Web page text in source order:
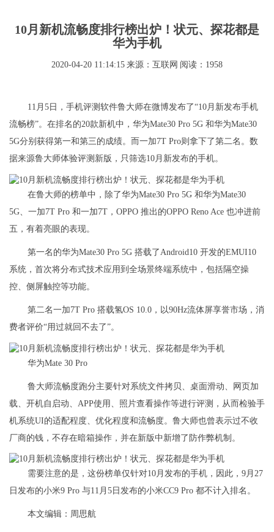
10月新机流畅度排行榜出炉！状元、探花都是
华为手机
2020-04-20 11:14:15 来源：互联网 阅读：1958
11月5日，手机评测软件鲁大师在微博发布了“10月新发布手机
流畅榜”。在排名的20款新机中，华为Mate30 Pro 5G 和华为Mate30
5G分别获得第一和第三的成绩。而一加7T Pro则拿下了第二名。数
据来源鲁大师体验评测新版，只筛选10月新发布的手机。
在鲁大师的榜单中，除了华为Mate30 Pro 5G 和华为Mate30
5G、一加7T Pro 和一加7T，OPPO 推出的OPPO Reno Ace 也冲进前
五，有着亮眼的表现。
第一名的华为Mate30 Pro 5G 搭载了Android10 开发的EMUI10
系统，首次将分布式技术应用到全场景终端系统中，包括隔空操
控、侧屏触控等功能。
第二名一加7T Pro 搭载氢OS 10.0，以90Hz流体屏享誉市场，消
费者评价“用过就回不去了”。
华为Mate 30 Pro
鲁大师流畅度跑分主要针对系统文件拷贝、桌面滑动、网页加
载、开机自启动、APP使用、照片查看操作等进行评测，从而检验手
机系统UI的适配程度、优化程度和流畅度。鲁大师也曾表示过不收
厂商的钱，不存在暗箱操作，并在新版中新增了防作弊机制。
需要注意的是，这份榜单仅针对10月发布的手机，因此，9月27
日发布的小米9 Pro 与11月5日发布的小米CC9 Pro 都不计入排名。
本文编辑：周思航